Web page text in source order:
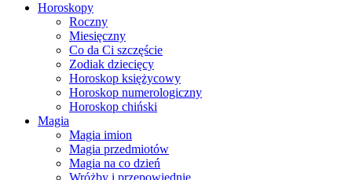
Horoskopy
Roczny
Miesięczny
Co da Ci szczęście
Zodiak dziecięcy
Horoskop księżycowy
Horoskop numerologiczny
Horoskop chiński
Magia
Magia imion
Magia przedmiotów
Magia na co dzień
Wróżby i przepowiednie